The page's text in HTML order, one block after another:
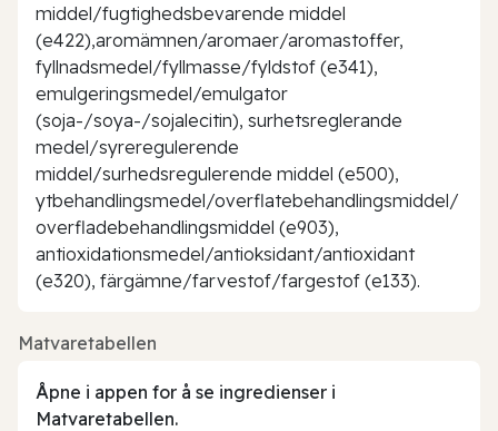
middel/fugtighedsbevarende middel
(e422),aromämnen/aromaer/aromastoffer,
fyllnadsmedel/fyllmasse/fyldstof (e341),
emulgeringsmedel/emulgator
(soja-/soya-/sojalecitin), surhetsreglerande
medel/syreregulerende
middel/surhedsregulerende middel (e500),
ytbehandlingsmedel/overflatebehandlingsmiddel/
overfladebehandlingsmiddel (e903),
antioxidationsmedel/antioksidant/antioxidant
(e320), färgämne/farvestof/fargestof (e133).
Matvaretabellen
Åpne i appen for å se ingredienser i
Matvaretabellen.